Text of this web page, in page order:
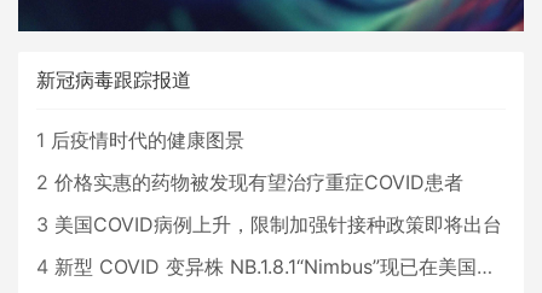
新冠病毒跟踪报道
1 后疫情时代的健康图景
2 价格实惠的药物被发现有望治疗重症COVID患者
3 美国COVID病例上升，限制加强针接种政策即将出台
4 新型 COVID 变异株 NB.1.8.1“Nimbus”现已在美国占据主导地位